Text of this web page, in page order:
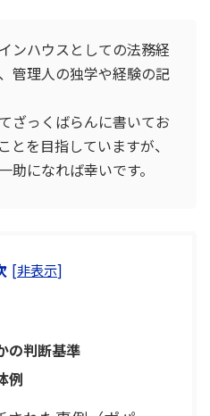
ンハウスとしての法務経
管理人の独学や経験の記
ざっくばらんに書いてお
とを目指していますが、
になれば幸いです。
[非表示]
の判断基準
例